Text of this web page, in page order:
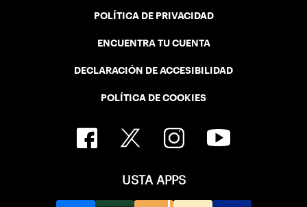
POLÍTICA DE PRIVACIDAD
ENCUENTRA TU CUENTA
DECLARACIÓN DE ACCESIBILIDAD
POLÍTICA DE COOKIES
USTA APPS